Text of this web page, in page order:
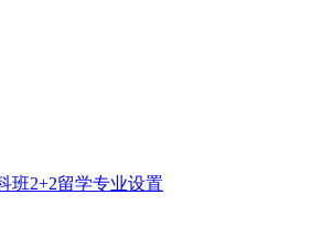
班2+2留学专业设置